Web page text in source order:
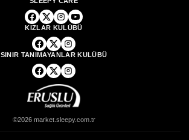
KIZLAR KULÜBÜ
SINIR TANIMAYANLAR KULÜBÜ
©2026 market.sleepy.com.tr